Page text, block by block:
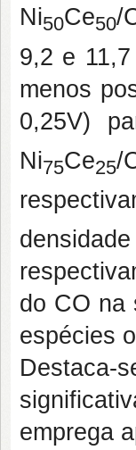
Ni50Ce50/
9,2 e
menos
0,25V)
Ni75Ce25/
do CO na
espécies
Destaca-
emprega